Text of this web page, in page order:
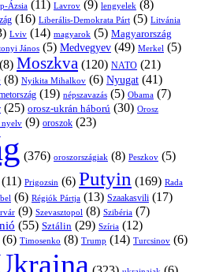
Ázsia (11) Lavrov (9) lengyelek (8)
(16) Liberális-Demokrata Párt (5) Litvánia
Lviv (14) magyarok (5) Magyarország
János (5) Medvegyev (49) Merkel (5)
(8) Moszkva (120) NATO (21)
(8) Nyikita Mihalkov (6) Nyugat (41)
(19) népszavazás (5) Obama (7)
(25) orosz-ukrán háború (30) Orosz
nyelv (9) oroszok (23)
(376) oroszországiak (8) Peszkov (5)
(11) Prigozsin (6) Putyin (169) Rada
(6) Régiók Pártja (13) Szaakasvili (17)
(9) Szevasztopol (8) Szibéria (7)
(55) Sztálin (29) Szíria (12)
(6) Timosenko (8) Trump (14) Turcsinov (6)